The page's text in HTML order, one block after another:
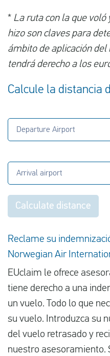
* La ruta con la que voló
hizo son claves para
ámbito de aplicación del
tendrá derecho a los
Calcule la distancia
Departure Airport
Arrival airport
Calculate distance
Reclame su
Norwegian Air
EUclaim le ofrece
tiene derecho a una
un vuelo. Todo lo que
su vuelo. Introduzca su
del vuelo retrasado y
nuestro asesoramiento.